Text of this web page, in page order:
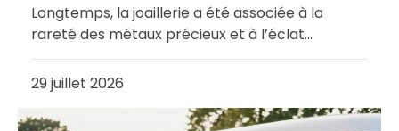
Longtemps, la joaillerie a été associée à la
rareté des métaux précieux et à l’éclat…
29 juillet 2026